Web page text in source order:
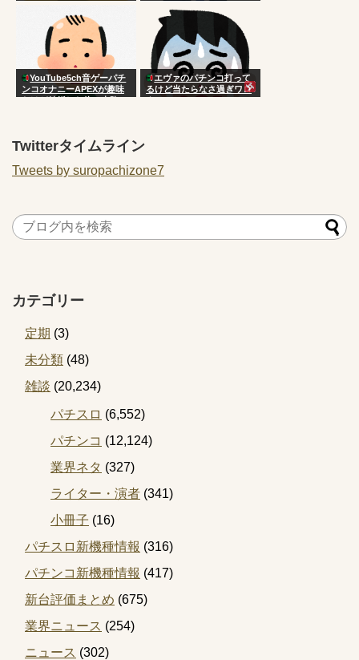
YouTube5ch音ゲーパチ
ンコオナニーAPEXが趣味
だけど結婚した俺の末路
エヴァのパチンコ打って
るけど当たらなさ過ぎワロ
タ
Twitterタイムライン
Tweets by suropachizone7
カテゴリー
定期 (3)
未分類 (48)
雑談 (20,234)
パチスロ (6,552)
パチンコ (12,124)
業界ネタ (327)
ライター・演者 (341)
小冊子 (16)
パチスロ新機種情報 (316)
パチンコ新機種情報 (417)
新台評価まとめ (675)
業界ニュース (254)
ニュース (302)